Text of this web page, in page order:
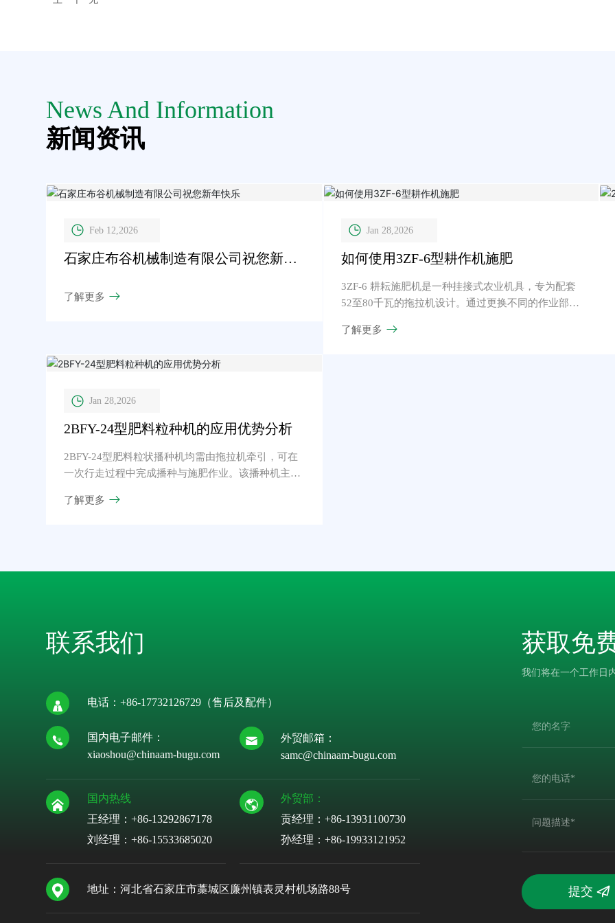
News And Information
新闻资讯
Feb 12,2026
石家庄布谷机械制造有限公司祝您新年
了解更多
Jan 28,2026
如何使用3ZF-6型耕作机施肥
3ZF-6 耕耘施肥机是一种挂接式农业机具，专为配套
52至80千瓦的拖拉机设计。通过更换不同的作业部
起垄。
了解更多
Jan 28,2026
2BFY-24型肥料粒种机的应用优势分析
2BFY-24型肥料粒状播种机均需由拖拉机牵引，可在
一次行走过程中完成播种与施肥作业。该播种机主要
种高粱和大豆。
了解更多
联系我们
电话：+86-17732126729 （售后及配件）
国内电子邮件：
xiaoshou@chinaam-bugu.com
外贸邮箱：
samc@chinaam-bugu.com
国内热线
王经理：+86-13292867178
刘经理：+86-15533685020
外贸部：
贡经理：+86-13931100730
孙经理：+86-19933121952
地址：河北省石家庄市藁城区廉州镇表灵村机场路88号
获取免
我们将在一个工作日
提交